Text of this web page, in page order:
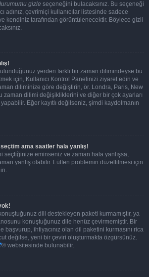
gizle seçeneğini bulacaksınız. Bu seçeneği
adınız, çevrimiçi kullanıcılar listesinde sadece
kendiniz tarafından görüntülenecektir. Böylece gizli
yerden farklı bir zaman dilimindeyse bu
için, Kullanıcı Kontrol Panelinizi ziyaret edin ve
diliminize göre değiştirin, ör. Londra, Paris, New
zaman dilimi değişikliklerini ve diğer bir çok ayarları
yapabilir. Eğer kayıtlı değilseniz, şimdi kaydolmanın
ama saatler hala yanlış!
seçtiğinize eminseniz ve zaman hala yanlışsa,
yanlış olabilir. Lütfen problemin düzeltilmesi için
dili destekleyen paketi kurmamıştır, ya
konuştuğunuz dile henüz çevirmemiştir. Bir
başvurup, ihtiyacınız olan dil paketini kurmasını rica
değilse, yeni bir çeviri oluşturmakta özgürsünüz.
® websitesinde bulunabilir.